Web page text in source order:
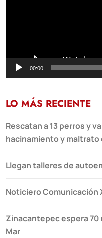
00:00
LO MÁS RECIENTE
Rescatan a 13 perros y
hacinamiento y maltrato
Llegan talleres de
Noticiero Comunicación
Zinacantepec espera
Mar